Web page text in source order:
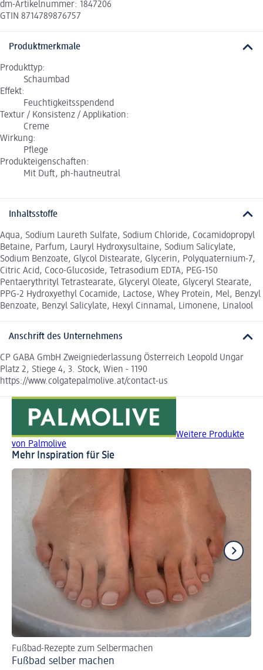
dm-Artikelnummer: 1847206
GTIN 8714789876757
Produktmerkmale
Produkttyp:
Schaumbad
Effekt:
Feuchtigkeitsspendend
Textur / Konsistenz / Applikation:
Creme
Wirkung:
Pflege
Produkteigenschaften:
Mit Duft, ph-hautneutral
Inhaltsstoffe
Aqua, Sodium Laureth Sulfate, Sodium Chloride, Cocamidopropyl
Betaine, Parfum, Lauryl Hydroxysultaine, Sodium Salicylate,
Sodium Benzoate, Glycol Distearate, Glycerin, Polyquaternium-7,
Citric Acid, Coco-Glucoside, Tetrasodium EDTA, PEG-150
Pentaerythrityl Tetrastearate, Glyceryl Oleate, Glyceryl Stearate,
PPG-2 Hydroxyethyl Cocamide, Lactose, Whey Protein, Mel, Benzyl
Benzoate, Benzyl Salicylate, Hexyl Cinnamal, Limonene, Linalool
Anschrift des Unternehmens
CP GABA GmbH Zweigniederlassung Österreich Leopold Ungar
Platz 2, Stiege 4, 3. Stock, Wien - 1190
https://www.colgatepalmolive.at/contact-us
Weitere Produkte
von Palmolive
Mehr Inspiration für Sie
Fußbad-Rezepte zum Selbermachen
Fußbad selber machen